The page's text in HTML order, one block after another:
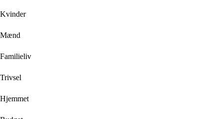
Kvinder
Mænd
Familieliv
Trivsel
Hjemmet